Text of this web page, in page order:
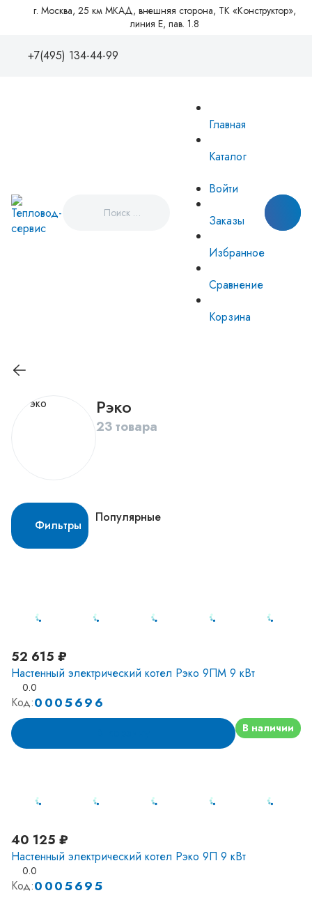
г. Москва, 25 км МКАД, внешняя сторона, ТК «Конструктор»,
линия Е, пав. 1.8
+7(495) 134-44-99
сторона, ТК «Конструктор», линия
Главная
Каталог
Войти
Заказы
Избранное
Сравнение
Корзина
Рэко
23 товара
Фильтры
Популярные
52 615 ₽
Настенный электрический котел Рэко 9ПМ 9 кВт
0.0
Код:0005696
В наличии
40 125 ₽
Настенный электрический котел Рэко 9П 9 кВт
0.0
Код:0005695